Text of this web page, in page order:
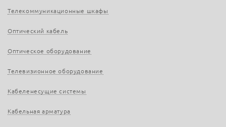
Телекоммуникационные шкафы
Оптический кабель
Оптическое оборудование
Телевизионное оборудование
Кабеленесущие системы
Кабельная арматура